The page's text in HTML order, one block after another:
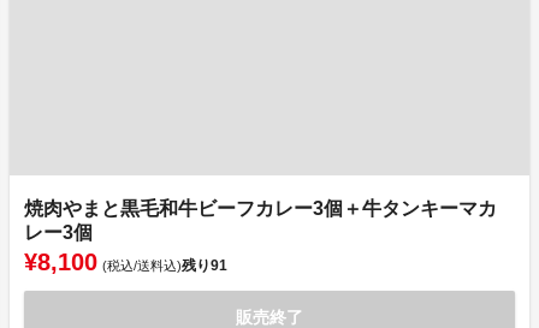
焼肉やまと黒毛和牛ビーフカレー3個＋牛タンキーマカ
レー3個
¥8,100 (税込/送料込)残り91
販売終了